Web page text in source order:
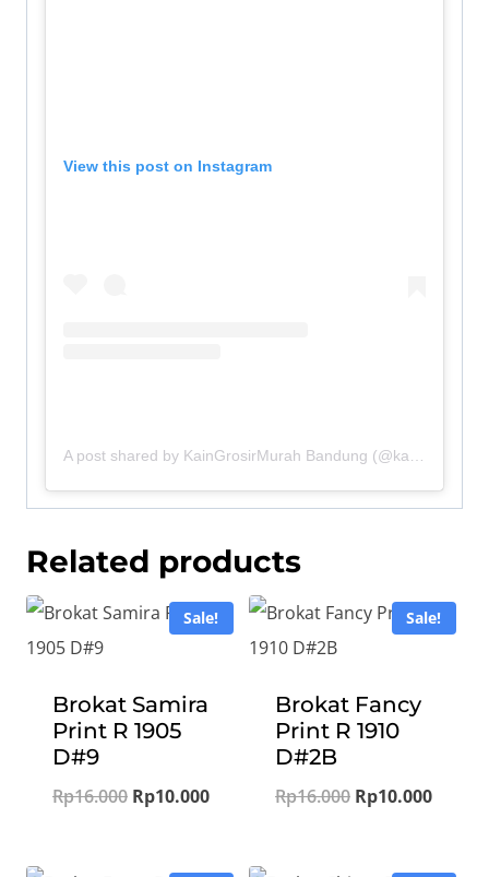
View this post on Instagram
A post shared by KainGrosirMurah Bandung (@kaingrosirmurah_bandung)
Related products
Sale!
Brokat Samira
Print R 1905
D#9
Rp16.000 Original
Rp10.000Current
Sale!
Brokat Fancy
Print R 1910
D#2B
Rp16.000 Original
Rp10.000